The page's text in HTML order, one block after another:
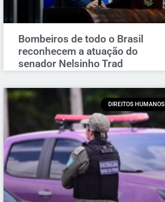
Bombeiros de todo o Brasil
reconhecem a atuação do
senador Nelsinho Trad
DIREITOS HUMANOS